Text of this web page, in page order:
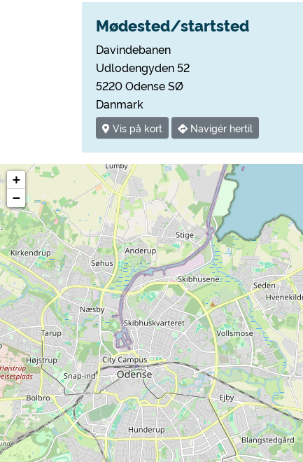
Mødested/startsted
Davindebanen
Udlodengyden 52
5220 Odense SØ
Danmark
Vis på kort Navigér hertil
+
−